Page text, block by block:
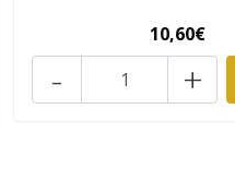
10,60€
+
-